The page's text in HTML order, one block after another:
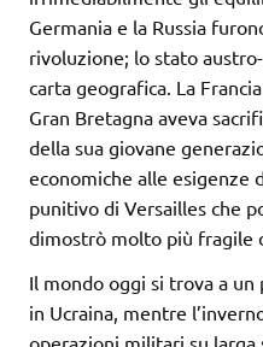
Germania e la Russia
rivoluzione; lo stato
carta geografica. La
Gran Bretagna aveva
della sua giovane
economiche alle
punitivo di Versailles che
dimostrò molto più fragile
Il mondo oggi si trova a
in Ucraina, mentre
operazioni militari su larga